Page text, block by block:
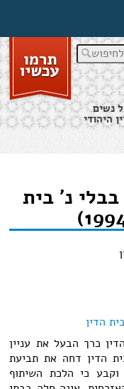
נשים
היהודי
92 חוה בבלי נ' בית
הדין
כרך הבעל את עניין
הדין דחה את תביעת
קבע כי הלכת השיתוף